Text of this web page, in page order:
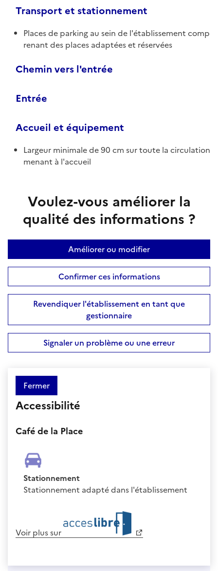
Transport et stationnement
Places de parking au sein de l'établissement comp
renant des places adaptées et réservées
Chemin vers l'entrée
Entrée
Accueil et équipement
Largeur minimale de 90 cm sur toute la circulation
menant à l'accueil
Voulez-vous améliorer la
qualité des informations ?
Améliorer ou modifier
Confirmer ces informations
Revendiquer l'établissement en tant que
gestionnaire
Signaler un problème ou une erreur
Fermer
Accessibilité
Café de la Place
Stationnement
Stationnement adapté dans l'établissement
Voir plus sur